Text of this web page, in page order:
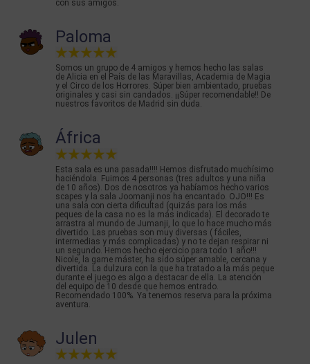
con sus amigos.
Paloma
Somos un grupo de 4 amigos y hemos hecho las salas
de Alicia en el País de las Maravillas, Academia de Magia
y el Circo de los Horrores. Súper bien ambientado, pruebas
originales y casi sin candados. ¡¡Súper recomendable!! De
nuestros favoritos de Madrid sin duda.
África
Esta sala es una pasada!!!! Hemos disfrutado muchísimo
haciéndola. Fuimos 4 personas (tres adultos y una niña
de 10 años). Dos de nosotros ya habíamos hecho varios
scapes y la sala Joomanji nos ha encantado. OJO!!! Es
una sala con cierta dificultad (quizás para los más
peques de la casa no es la más indicada). El decorado te
arrastra al mundo de Jumanji, lo que lo hace mucho más
divertido. Las pruebas son muy diversas ( fáciles,
intermedias y más complicadas) y no te dejan respirar ni
un segundo. Hemos hecho ejercicio para todo 1 año!!!
Nicole, la game máster, ha sido súper amable, cercana y
divertida. La dulzura con la que ha tratado a la más peque
durante el juego es algo a destacar de ella. La atención
del equipo de 10 desde que hemos entrado.
Recomendado 100%. Ya tenemos reserva para la próxima
aventura.
Julen